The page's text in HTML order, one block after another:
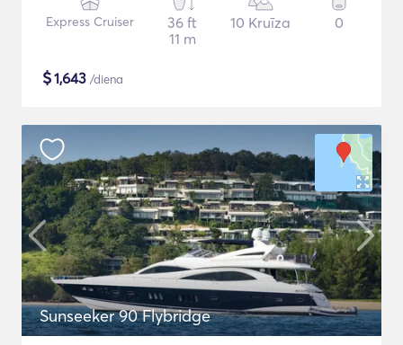
Express Cruiser
36 ft
11 m
10 Kruīza 0
$1,643 /diena
Sunseeker 90 Flybridge